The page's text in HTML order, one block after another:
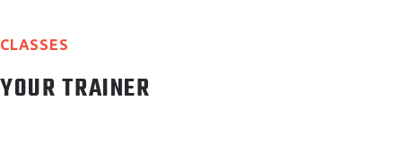
CLASSES
YOUR TRAINER